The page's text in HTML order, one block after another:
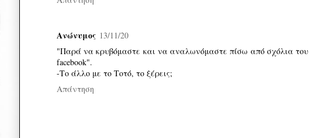
Ανώνυμος 13/11/20
"Παρά να κρυβόμαστε και να αναλωνόμαστε πίσω από σχόλια του
facebook".
-Το άλλο με το Τοτό, το ξέρεις;
Απάντηση